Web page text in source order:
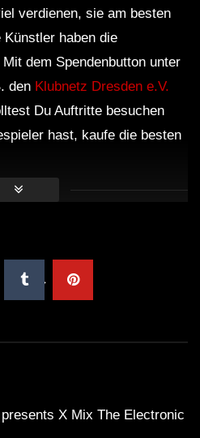
verdienen, sie am besten
haben die
dem Spendenbutton unter
den Klubnetz Dresden e.V.
Du Auftritte besuchen
hast, kaufe die besten
X Mix The Electronic